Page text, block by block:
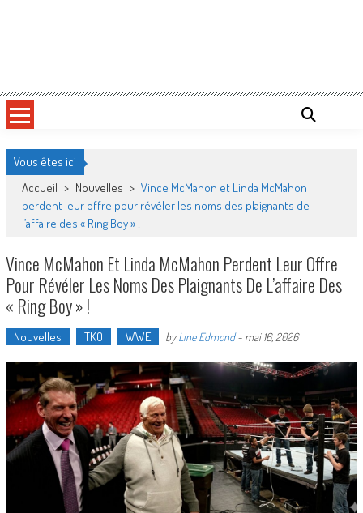
Vous êtes ici
Accueil > Nouvelles > Vince McMahon et Linda McMahon
perdent leur offre pour révéler les noms des plaignants de
l’affaire des « Ring Boy » !
Vince McMahon Et Linda McMahon Perdent Leur Offre
Pour Révéler Les Noms Des Plaignants De L’affaire Des
« Ring Boy » !
Nouvelles TKO WWE byLine Edmond- mai 16, 2026